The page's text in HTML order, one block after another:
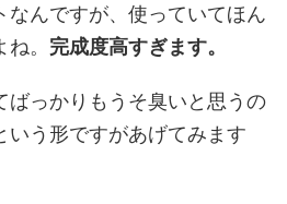
なんですが、使っていてほん
。 完成度高すぎます。
ばっかりもうそ臭いと思うの
いう形ですがあげてみます